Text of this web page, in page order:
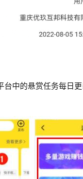
中的悬赏任务每日